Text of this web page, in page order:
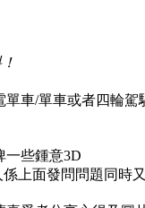
單車/單車或者四輪
一些鍾意3D
係上面發問問題同時